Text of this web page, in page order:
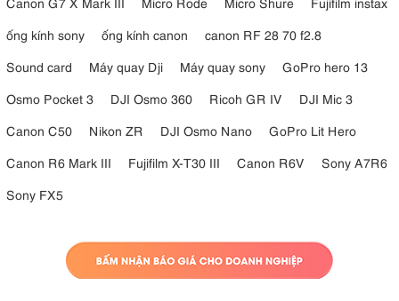
ống kính sony
ống kính canon
canon RF 28 70 f2.8
Sound card
Máy quay Dji Máy quay sony
GoPro hero 13
Osmo Pocket 3
DJI Osmo 360 Ricoh GR IV
DJI Mic 3
Canon C50
Nikon ZR DJI Osmo Nano
GoPro Lit Hero
Canon R6 Mark III
Fujifilm X-T30 III Canon R6V
Sony A7R6
Sony FX5